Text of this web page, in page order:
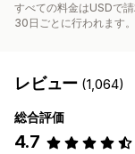
すべての料金はUSDで
30日ごとに行われます。
レビュー (1,064)
総合評価
4.7